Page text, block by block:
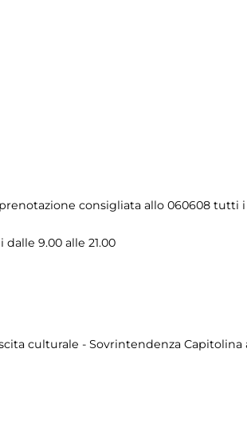
consigliata allo 060608 tutti i
9.00 alle 21.00
culturale - Sovrintendenza